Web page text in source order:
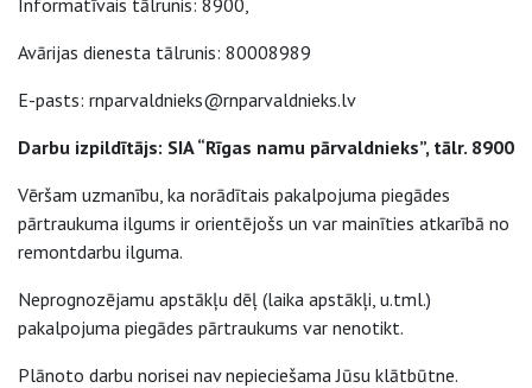
Informatīvais tālrunis: 8900,
Avārijas dienesta tālrunis: 80008989
E-pasts: rnparvaldnieks@rnparvaldnieks.lv
Darbu izpildītājs: SIA “Rīgas namu pārvaldnieks”, tālr. 8900
Vēršam uzmanību, ka norādītais pakalpojuma piegādes
pārtraukuma ilgums ir orientējošs un var mainīties atkarībā no
remontdarbu ilguma.
Neprognozējamu apstākļu dēļ (laika apstākļi, u.tml.)
pakalpojuma piegādes pārtraukums var nenotikt.
Plānoto darbu norisei nav nepieciešama Jūsu klātbūtne.